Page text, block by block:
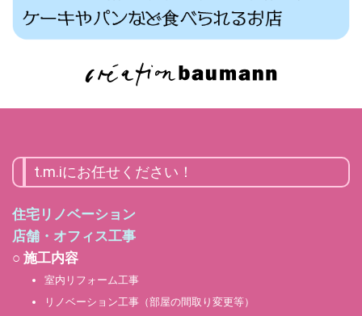
t.m.iにお任せください！
住宅リノベーション
店舗・オフィス工事
○ 施工内容
室内リフォーム工事
リノベーション工事（部屋の間取り変更等）